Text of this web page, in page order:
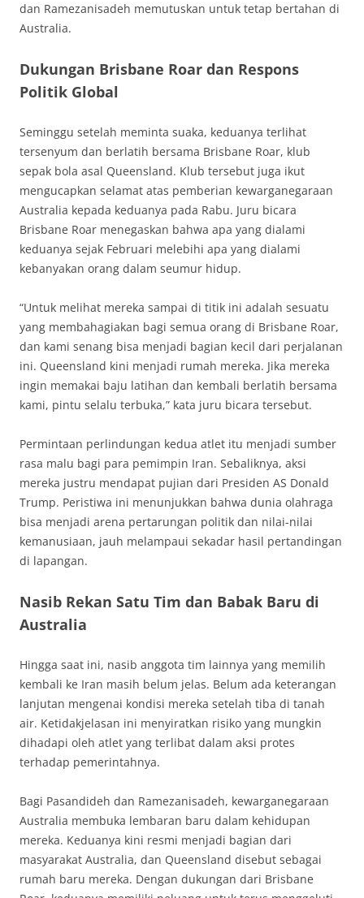
dan Ramezanisadeh memutuskan untuk tetap bertahan di
Australia.
Dukungan Brisbane Roar dan Respons
Politik Global
Seminggu setelah meminta suaka, keduanya terlihat
tersenyum dan berlatih bersama Brisbane Roar, klub
sepak bola asal Queensland. Klub tersebut juga ikut
mengucapkan selamat atas pemberian kewarganegaraan
Australia kepada keduanya pada Rabu. Juru bicara
Brisbane Roar menegaskan bahwa apa yang dialami
keduanya sejak Februari melebihi apa yang dialami
kebanyakan orang dalam seumur hidup.
“Untuk melihat mereka sampai di titik ini adalah sesuatu
yang membahagiakan bagi semua orang di Brisbane Roar,
dan kami senang bisa menjadi bagian kecil dari perjalanan
ini. Queensland kini menjadi rumah mereka. Jika mereka
ingin memakai baju latihan dan kembali berlatih bersama
kami, pintu selalu terbuka,” kata juru bicara tersebut.
Permintaan perlindungan kedua atlet itu menjadi sumber
rasa malu bagi para pemimpin Iran. Sebaliknya, aksi
mereka justru mendapat pujian dari Presiden AS Donald
Trump. Peristiwa ini menunjukkan bahwa dunia olahraga
bisa menjadi arena pertarungan politik dan nilai-nilai
kemanusiaan, jauh melampaui sekadar hasil pertandingan
di lapangan.
Nasib Rekan Satu Tim dan Babak Baru di
Australia
Hingga saat ini, nasib anggota tim lainnya yang memilih
kembali ke Iran masih belum jelas. Belum ada keterangan
lanjutan mengenai kondisi mereka setelah tiba di tanah
air. Ketidakjelasan ini menyiratkan risiko yang mungkin
dihadapi oleh atlet yang terlibat dalam aksi protes
terhadap pemerintahnya.
Bagi Pasandideh dan Ramezanisadeh, kewarganegaraan
Australia membuka lembaran baru dalam kehidupan
mereka. Keduanya kini resmi menjadi bagian dari
masyarakat Australia, dan Queensland disebut sebagai
rumah baru mereka. Dengan dukungan dari Brisbane